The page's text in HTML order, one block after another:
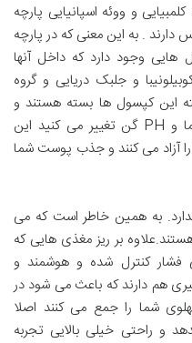
و ووئه اسپانیایی پارچه
. به این معنی که در پارچه
وجود دارد که داخل آنها
و جلبک دریایی و گروه
این کپسول ها بسته هستند و
وقتی شما گن را تنتان می کنید و دما و PH گن تغییر می کنید این
آزاد می کنند و جذب پوست شما
به همین خاطر است که می
بر ریز مغذی هایی که
کنترل شده و هوشمند و
هم دارند که باعث می شود در
شما را جمع می کنند اصلا
راحتی خیلی بالایی تجربه